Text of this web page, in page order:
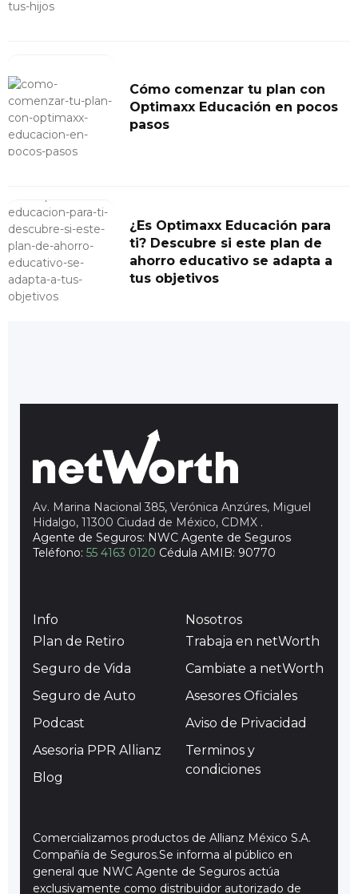
Cómo comenzar tu plan con
Optimaxx Educación en pocos
pasos
¿Es Optimaxx Educación para
ti? Descubre si este plan de
ahorro educativo se adapta a
tus objetivos
Av. Marina Nacional 385, Verónica Anzúres, Miguel
Hidalgo, 11300 Ciudad de México, CDMX .
Agente de Seguros: NWC Agente de Seguros
Teléfono: 55 4163 0120 Cédula AMIB: 90770
Info
Plan de Retiro
Seguro de Vida
Seguro de Auto
Podcast
Asesoria PPR Allianz
Blog
Nosotros
Trabaja en netWorth
Cambiate a netWorth
Asesores Oficiales
Aviso de Privacidad
Terminos y
condiciones
Comercializamos productos de Allianz México S.A.
Compañía de Seguros.Se informa al público en
general que NWC Agente de Seguros actúa
exclusivamente como distribuidor autorizado de